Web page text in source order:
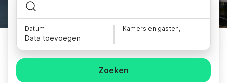
Datum
Data toevoegen
Kamers en gasten,
Zoeken